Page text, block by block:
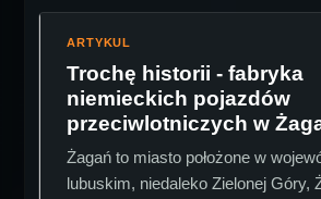
ARTYKUL
Trochę historii - fabryka
niemieckich pojazdów
przeciwlotniczych w
Żagań to miasto położone w
lubuskim, niedaleko Zielonej Góry,